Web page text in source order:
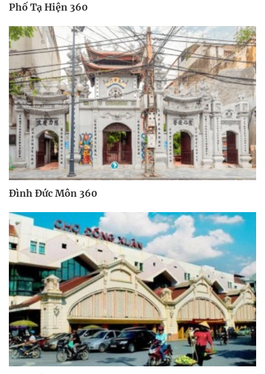
Phố Tạ Hiện 360
Đình Đức Môn 360